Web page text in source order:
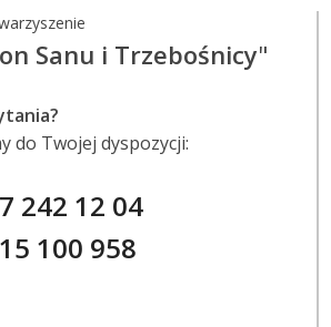
Sanu i Trzebośnicy"
do Twojej dyspozycji:
242 12 04
100 958